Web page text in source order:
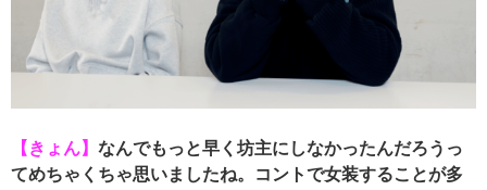
【きょん】 なんでもっと早く坊主にしなかったんだろうっ
てめちゃくちゃ思いましたね。コントで女装することが多